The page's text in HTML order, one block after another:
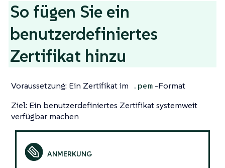
So fügen Sie ein
benutzerdefiniertes
Zertifikat hinzu
Voraussetzung: Ein Zertifikat im .pem -Format
Ziel: Ein benutzerdefiniertes Zertifikat systemweit
verfügbar machen